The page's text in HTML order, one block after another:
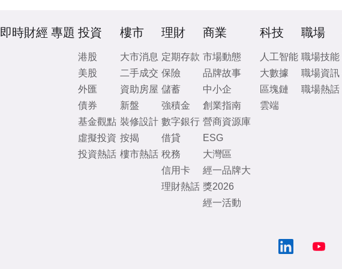
即時財經 專題 投資
港股
美股
外匯
債券
基金觀點
虛擬投資
投資熱話
樓市
大市消息
二手成交
資助房屋
新盤
裝修設計
按揭
樓市熱話
理財
定期存款
保險
儲蓄
強積金
數字銀行
借貸
稅務
信用卡
理財熱話
商業
市場動態
品牌故事
中小企
創業指南
營商資源庫
ESG
大灣區
經一品牌大
獎2026
經一活動
科技
人工智能
大數據
區塊鏈
雲端
職場
職場技能
職場資訊
職場熱話